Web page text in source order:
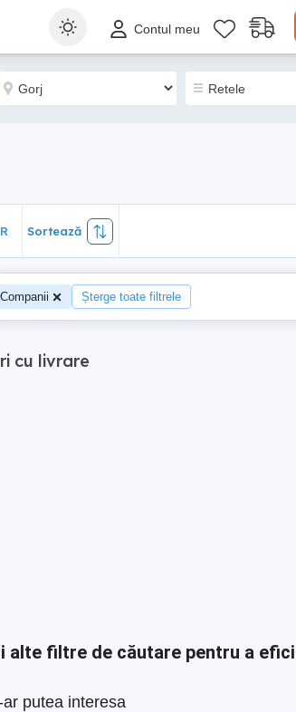
Contul meu
Sortează
Sortează
Companii Șterge toate filtrele
cu livrare
alte filtre de căutare pentru a
putea interesa